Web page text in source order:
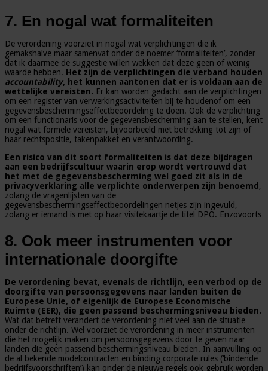
7. En nogal wat formaliteiten
De verordening voorziet in nogal wat verplichtingen die ik
gemakshalve maar samenvat onder de noemer ‘formaliteiten’, zonder
dat ik daarmee de suggestie willen wekken dat deze geen of weinig
waarde hebben. Het zijn de verplichtingen die verband houden
accountability, het kunnen aantonen dat er is voldaan aan de
wettelijke vereisten. Er kan worden gedacht aan de verplichtingen
om een register van verwerkingsactiviteiten bij te houdenof om een
gegevensbeschermingseffectbeoordeling te doen. Ook de verplichting
om een functionaris voor de gegevensbescherming aan te stellen, kent
nogal wat formele vereisten, bijvoorbeeld met betrekking tot zijn of
haar rechtspositie, takenpakket en verantwoording.
Een risico van dit soort formaliteiten is dat deze bijdragen
aan een bedrijfscultuur waarin erop wordt vertrouwd dat
het met de gegevensbescherming wel goed zit als in de
privacyverklaring alle verplichte onderwerpen zijn benoemd,
zolang de vragenlijsten van de
gegevensbeschermingseffectbeoordelingen netjes zijn ingevuld,
zolang er iemand is met op haar visitekaartje de titel DPO. Enzovoorts
8. Ook meer instrumenten voor
internationale doorgifte
De verordening bevat, evenals de richtlijn, een verbod op de
doorgifte van persoonsgegevens naar landen buiten de
Europese Unie, of eigenlijk de Europese Economische
Ruimte (EER), die geen passend beschermingsniveau bieden.
Wat dat betreft verandert de verordening niet veel aan de situatie
onder de richtlijn. Wel voorziet de verordening in meer instrumenten
die het mogelijk maken om persoonsgegevens door te geven naar
landen die geen passend beschermingsniveau bieden. In aanvulling op
de al bekende modelcontracten en binding corporate rules (‘bindende
bedrijfsvoorschriften’) kan onder de nieuwe regels ook gebruik worden